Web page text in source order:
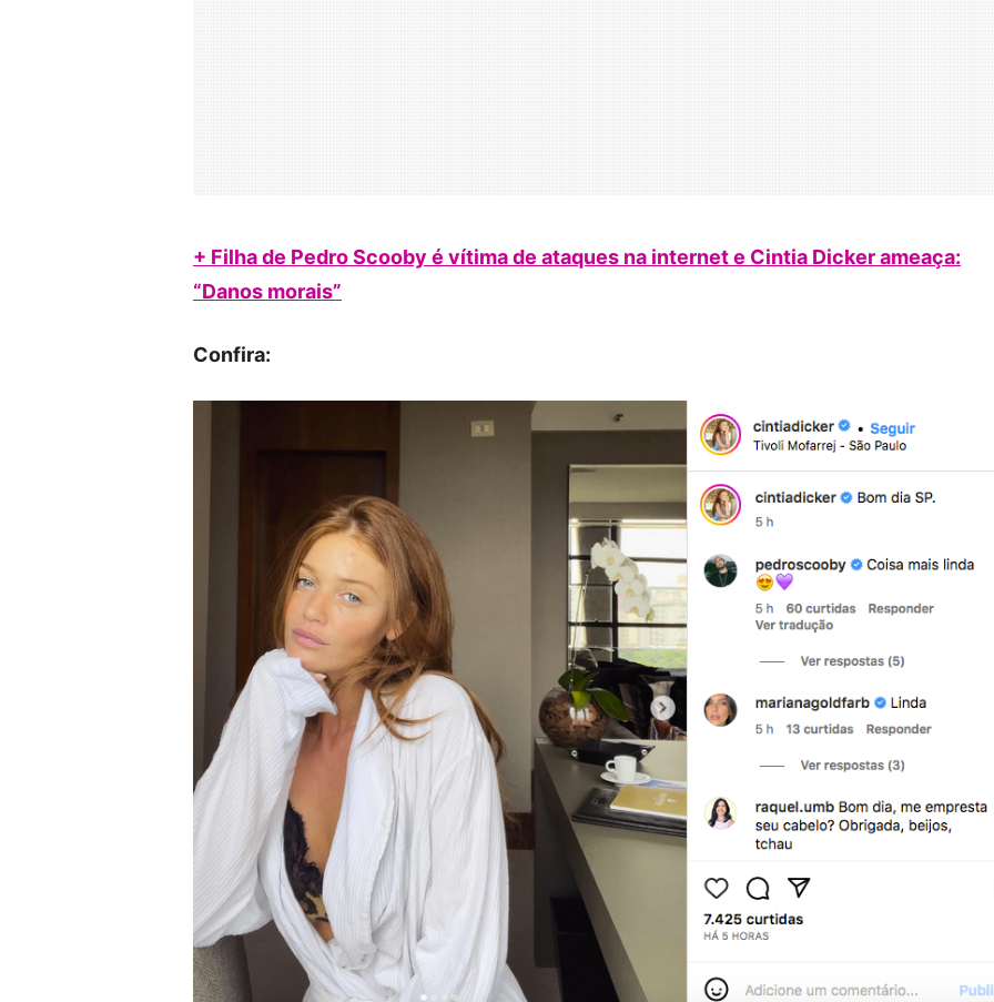
+ Filha de Pedro Scooby é vítima de ataques na internet e Cintia Dicker ameaça:
“Danos morais”
Confira: